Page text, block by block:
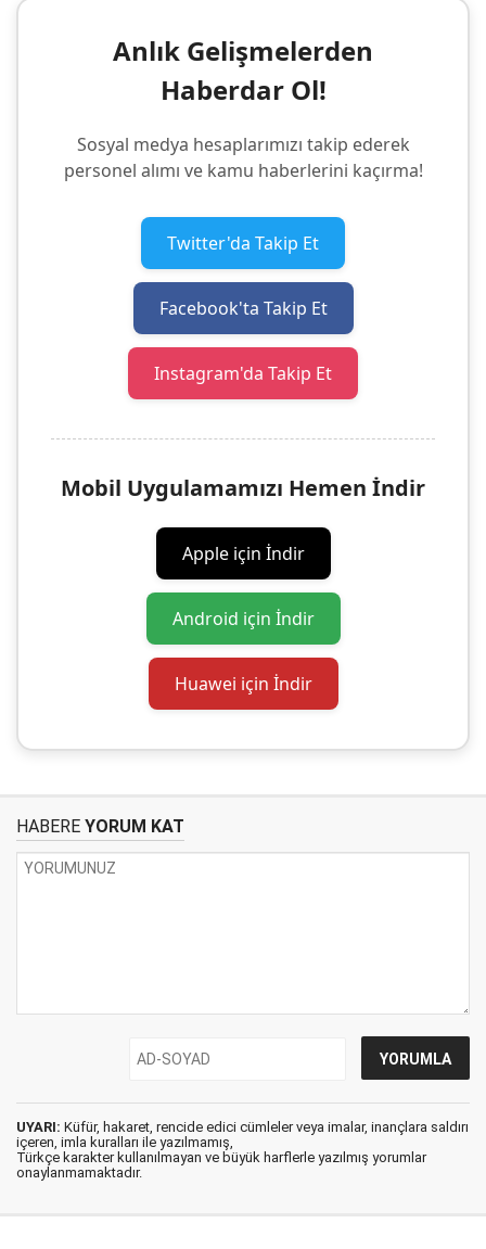
Anlık Gelişmelerden
Haberdar Ol!
Sosyal medya hesaplarımızı takip ederek
personel alımı ve kamu haberlerini kaçırma!
Twitter'da Takip Et
Facebook'ta Takip Et
Instagram'da Takip Et
Mobil Uygulamamızı Hemen İndir
Apple için İndir
Android için İndir
Huawei için İndir
HABERE YORUM KAT
UYARI: Küfür, hakaret, rencide edici cümleler veya imalar, inançlara saldırı
içeren, imla kuralları ile yazılmamış,
Türkçe karakter kullanılmayan ve büyük harflerle yazılmış yorumlar
onaylanmamaktadır.